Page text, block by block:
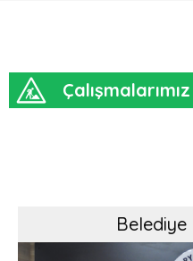
Çalışmalarımız
Belediye